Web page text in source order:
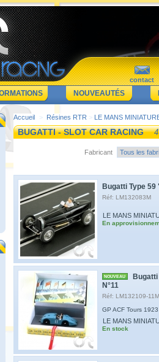
contact
NOUVEAUTÉS
Accueil > Résines RTR > LE MANS
BUGATTI - SLOT CAR RACING
Fabricant
Bugatti Type
Réf: LM132083M
LE MANS
En
NOUVEAU
N°11
Réf: LM132109-11M
GP ACF Tours 1923
LE MANS
En stock